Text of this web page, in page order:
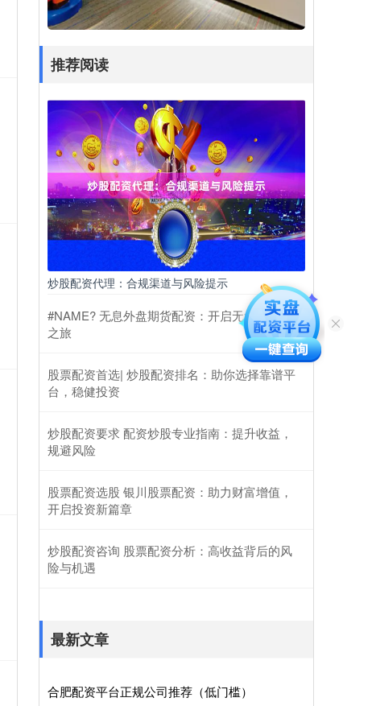
推荐阅读
炒股配资代理：合规渠道与风险提示
#NAME? 无息外盘期货配资：开启无负担投资
之旅
股票配资首选| 炒股配资排名：助你选择靠谱平
台，稳健投资
炒股配资要求 配资炒股专业指南：提升收益，
规避风险
股票配资选股 银川股票配资：助力财富增值，
开启投资新篇章
炒股配资咨询 股票配资分析：高收益背后的风
险与机遇
最新文章
合肥配资平台正规公司推荐（低门槛）